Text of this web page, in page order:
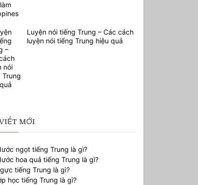
Luyện nói tiếng Trung – Các cách
luyện nói tiếng Trung hiệu quả
MỚI
ngọt tiếng Trung là gì?
hoa quả tiếng Trung là gì?
tiếng Trung là gì?
học tiếng Trung là gì?